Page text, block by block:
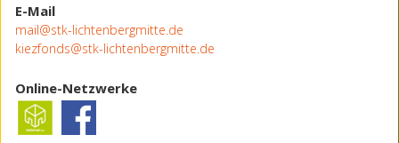
E-Mail
mail@stk-lichtenbergmitte.de
kiezfonds@stk-lichtenbergmitte.de
Online-Netzwerke